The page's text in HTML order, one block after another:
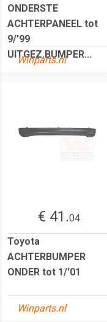
ONDERSTE
ACHTERPANEEL tot
9/'99
UITGEZ.BUMPER...
Winparts.nl
€ 41.04
Toyota
ACHTERBUMPER
ONDER tot 1/'01
Winparts.nl